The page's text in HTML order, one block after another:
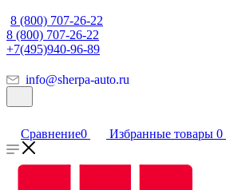
8 (800) 707-26-22
8 (800) 707-26-22
+7(495)940-96-89
info@sherpa-auto.ru
Сравнение0 Избранные товары 0